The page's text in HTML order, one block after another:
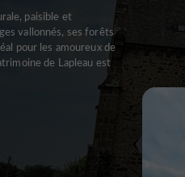
paisible et
vallonnés, ses forêts
pour les amoureux de
de Lapleau est